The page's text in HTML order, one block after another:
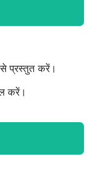
प्रस्तुत करें।
करें।